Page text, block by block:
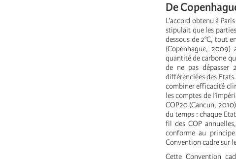
De
L’accord obtenu à
stipulait que les
dessous de 2°C, tout
(Copenhague, 2009)
quantité de carbone
de ne pas dépasser
différenciées des
combiner efficacité
les comptes de
COP20 (Cancun,
du temps : chaque
fil des COP
conforme au
Convention cadre sur
Cette Convention